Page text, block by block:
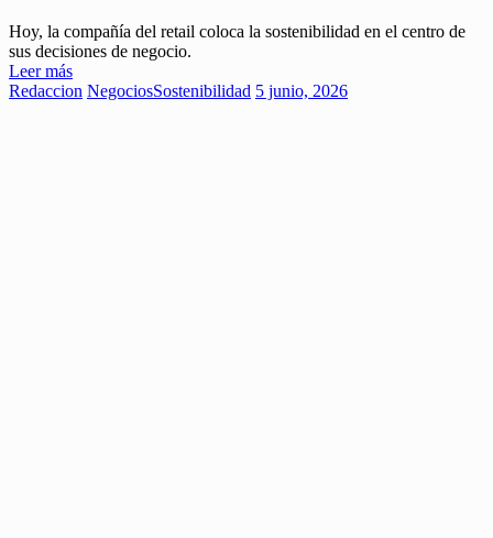
Hoy, la compañía del retail coloca la sostenibilidad en el centro de
sus decisiones de negocio.
Leer más
Redaccion NegociosSostenibilidad 5 junio, 2026